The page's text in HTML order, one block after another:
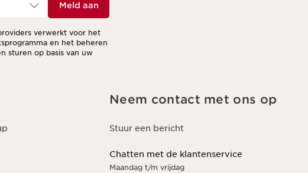
Meld aan
verwerkt voor het
en het beheren
sturen op basis van uw
Neem contact met ons op
Stuur een bericht
Chatten met de klantenservice
Maandag t/m vrijdag